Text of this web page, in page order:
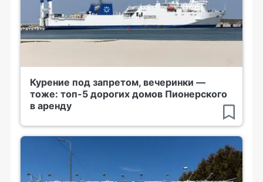
Курение под запретом, вечеринки —
тоже: топ-5 дорогих домов Пионерского
в аренду